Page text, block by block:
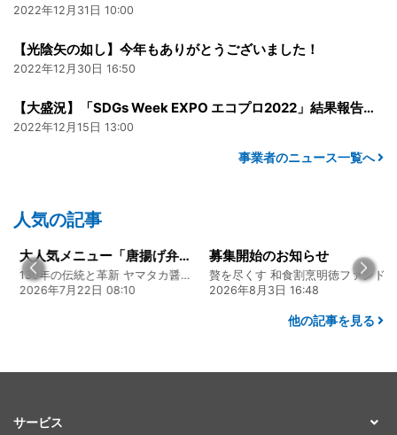
2022年12月31日 10:00
【光陰矢の如し】今年もありがとうございました！
2022年12月30日 16:50
【大盛況】「SDGs Week EXPO エコプロ2022」結果報告について
2022年12月15日 13:00
事業者のニュース一覧へ
人気の記事
大人気メニュー「唐揚げ弁当」のレシピをご紹介します！
130年の伝統と革新 ヤマタカ醤油ファンド
08:10
募集開始のお知らせ
贅を尽くす 和食割烹明徳ファンド
2026年8月3日 16:48
2026年8月5日
他の記事を見る
サービス